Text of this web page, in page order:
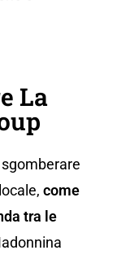
La
come
tra le